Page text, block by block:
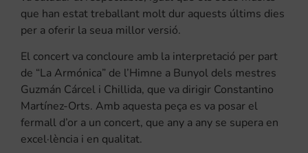
que han estat treballant molt dur aquests últims dies
per a oferir la seua millor versió.
El concert va concloure amb la interpretació per part
de “La Armónica” de l’Himne a Bunyol dels mestres
Guzmán Cárcel i Chillida, que va dirigir Constantino
Martínez-Orts. Amb aquesta peça es va posar el
fermall d’or a un concert, que any a any se supera en
excel·lència i en qualitat.